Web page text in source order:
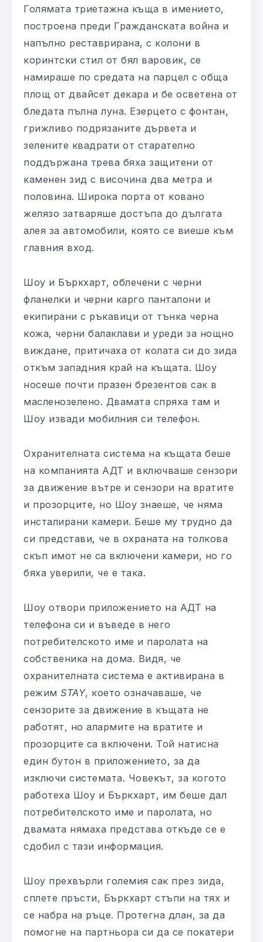
Голямата триетажна къща в имението,
построена преди Гражданската война и
напълно реставрирана, с колони в
коринтски стил от бял варовик, се
намираше по средата на парцел с обща
площ от двайсет декара и бе осветена от
бледата пълна луна. Езерцето с фонтан,
грижливо подрязаните дървета и
зелените квадрати от старателно
поддържана трева бяха защитени от
каменен зид с височина два метра и
половина. Широка порта от ковано
желязо затваряше достъпа до дългата
алея за автомобили, която се виеше към
главния вход.
Шоу и Бъркхарт, облечени с черни
фланелки и черни карго панталони и
екипирани с ръкавици от тънка черна
кожа, черни балаклави и уреди за нощно
виждане, притичаха от колата си до зида
откъм западния край на къщата. Шоу
носеше почти празен брезентов сак в
масленозелено. Двамата спряха там и
Шоу извади мобилния си телефон.
Охранителната система на къщата беше
на компанията АДТ и включваше сензори
за движение вътре и сензори на вратите
и прозорците, но Шоу знаеше, че няма
инсталирани камери. Беше му трудно да
си представи, че в охраната на толкова
скъп имот не са включени камери, но го
бяха уверили, че е така.
Шоу отвори приложението на АДТ на
телефона си и въведе в него
потребителското име и паролата на
собственика на дома. Видя, че
охранителната система е активирана в
режим STAY, което означаваше, че
сензорите за движение в къщата не
работят, но алармите на вратите и
прозорците са включени. Той натисна
един бутон в приложението, за да
изключи системата. Човекът, за когото
работеха Шоу и Бъркхарт, им беше дал
потребителското име и паролата, но
двамата нямаха представа откъде се е
сдобил с тази информация.
Шоу прехвърли големия сак през зида,
сплете пръсти, Бъркхарт стъпи на тях и
се набра на ръце. Протегна длан, за да
помогне на партньора си да се покатери